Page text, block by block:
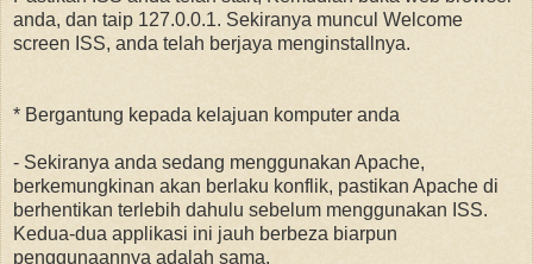
anda, dan taip 127.0.0.1. Sekiranya muncul Welcome
screen ISS, anda telah berjaya menginstallnya.
* Bergantung kepada kelajuan komputer anda
- Sekiranya anda sedang menggunakan Apache,
berkemungkinan akan berlaku konflik, pastikan Apache di
berhentikan terlebih dahulu sebelum menggunakan ISS.
Kedua-dua applikasi ini jauh berbeza biarpun
penggunaannya adalah sama.